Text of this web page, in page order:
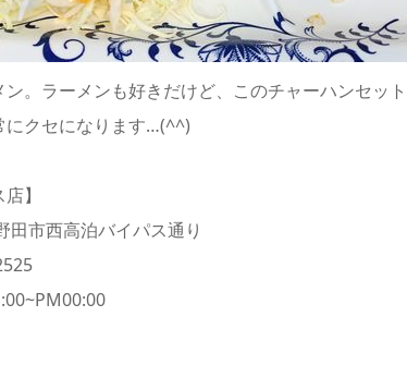
。ラーメンも好きだけど、このチャーハンセッ
にクセになります…(^^)
】
田市西高泊バイパス通り